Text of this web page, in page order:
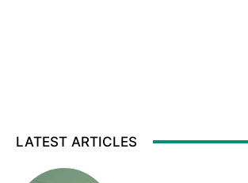
LATEST ARTICLES